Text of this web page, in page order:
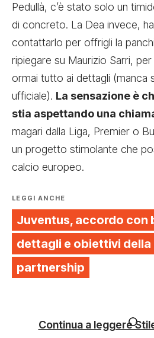
Pedullà, c’è stato solo un
di concreto. La Dea invece,
contattarlo per offrigli la
ripiegare su Maurizio Sarri,
ormai tutto ai dettagli (manca
ufficiale). La sensazione è
stia aspettando una
magari dalla Liga, Premier o
un progetto stimolante che
calcio europeo.
LEGGI ANCHE
Juventus, accordo con
dettagli e obiettivi della
partnership
Continua a leggere